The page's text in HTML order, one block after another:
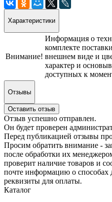
Характеристики
Внимание!
Информация о
комплекте
внешнем виде и
характер и
доступных к
Отзывы
Оставить отзыв
Отзыв успешно отправлен.
Он будет проверен
Перед публикацией отзывы
Просим обратить внимание -
после обработки их
проверит наличие товаров и
почте информацию о способах
реквизиты для оплаты.
Каталог